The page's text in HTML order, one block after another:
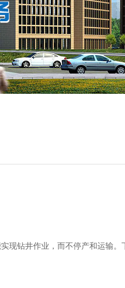
现钻井作业，而不停产和运输。